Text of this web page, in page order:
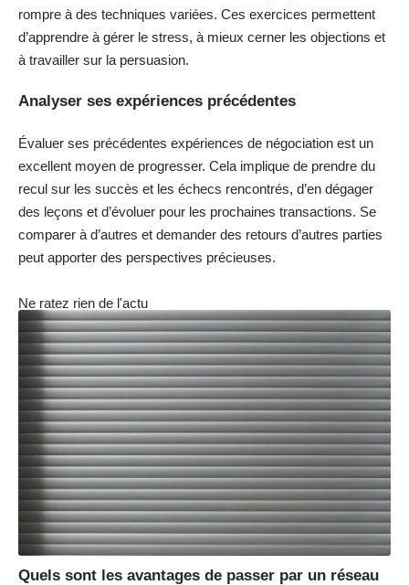
rompre à des techniques variées. Ces exercices permettent
d’apprendre à gérer le stress, à mieux cerner les objections et
à travailler sur la persuasion.
Analyser ses expériences précédentes
Évaluer ses précédentes expériences de négociation est un
excellent moyen de progresser. Cela implique de prendre du
recul sur les succès et les échecs rencontrés, d’en dégager
des leçons et d’évoluer pour les prochaines transactions. Se
comparer à d’autres et demander des retours d’autres parties
peut apporter des perspectives précieuses.
Ne ratez rien de l'actu
Quels sont les avantages de passer par un réseau